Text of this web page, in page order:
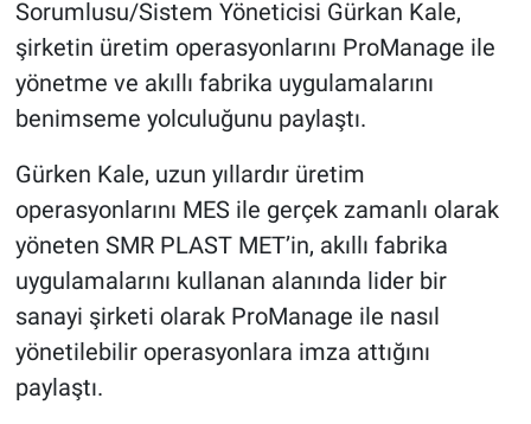
Sorumlusu/Sistem Yöneticisi Gürkan Kale,
şirketin üretim operasyonlarını ProManage ile
yönetme ve akıllı fabrika uygulamalarını
benimseme yolculuğunu paylaştı.
Gürken Kale, uzun yıllardır üretim
operasyonlarını MES ile gerçek zamanlı olarak
yöneten SMR PLAST MET’in, akıllı fabrika
uygulamalarını kullanan alanında lider bir
sanayi şirketi olarak ProManage ile nasıl
yönetilebilir operasyonlara imza attığını
paylaştı.